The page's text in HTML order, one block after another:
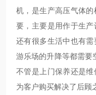
机，是生产高压气体
要，主要是用作于生产
还有很多生活中也有需
游乐场的升降等都需要
不管是上门保养还是
为客户购买解决了后顾